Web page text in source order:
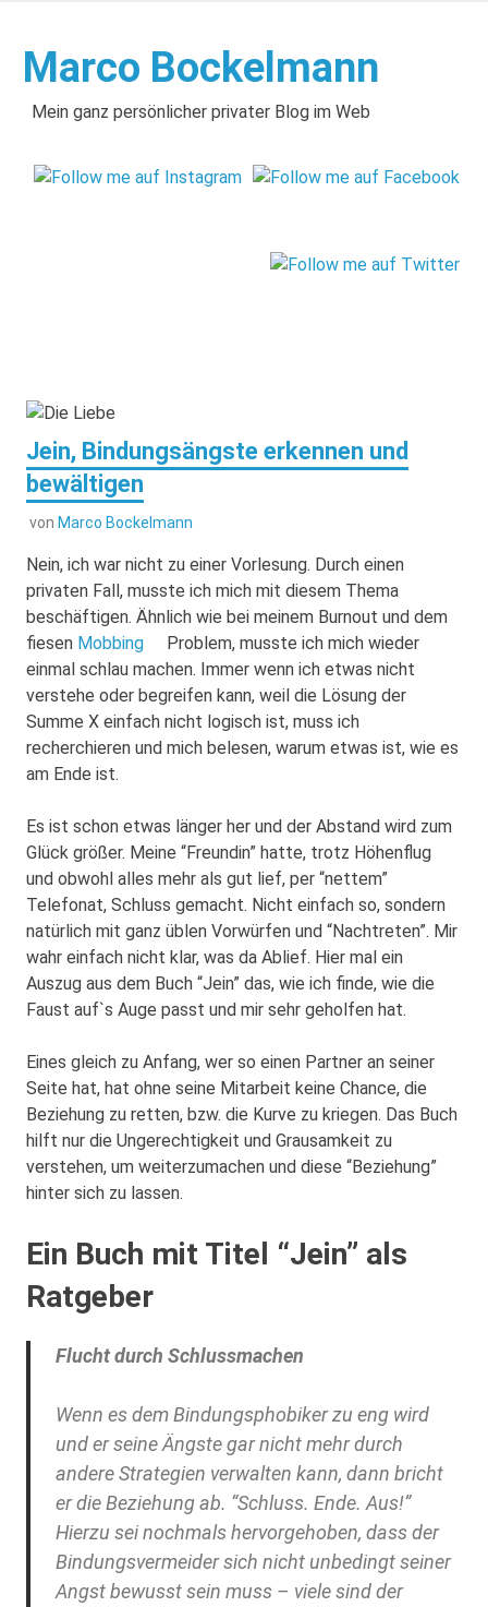
springen
Marco Bockelmann
Mein ganz persönlicher privater Blog im Web
Jein, Bindungsängste erkennen und
bewältigen
von Marco Bockelmann
Nein, ich war nicht zu einer Vorlesung. Durch einen
privaten Fall, musste ich mich mit diesem Thema
beschäftigen. Ähnlich wie bei meinem Burnout und dem
fiesen Mobbing
Problem, musste ich mich wieder
einmal schlau machen. Immer wenn ich etwas nicht
verstehe oder begreifen kann, weil die Lösung der
Summe X einfach nicht logisch ist, muss ich
recherchieren und mich belesen, warum etwas ist, wie es
am Ende ist.
Es ist schon etwas länger her und der Abstand wird zum
Glück größer. Meine “Freundin” hatte, trotz Höhenflug
und obwohl alles mehr als gut lief, per “nettem”
Telefonat, Schluss gemacht. Nicht einfach so, sondern
natürlich mit ganz üblen Vorwürfen und “Nachtreten”. Mir
wahr einfach nicht klar, was da Ablief. Hier mal ein
Auszug aus dem Buch “Jein” das, wie ich finde, wie die
Faust auf`s Auge passt und mir sehr geholfen hat.
Eines gleich zu Anfang, wer so einen Partner an seiner
Seite hat, hat ohne seine Mitarbeit keine Chance, die
Beziehung zu retten, bzw. die Kurve zu kriegen. Das Buch
hilft nur die Ungerechtigkeit und Grausamkeit zu
verstehen, um weiterzumachen und diese “Beziehung”
hinter sich zu lassen.
Ein Buch mit Titel “Jein” als
Ratgeber
Flucht durch Schlussmachen
Wenn es dem Bindungsphobiker zu eng wird
und er seine Ängste gar nicht mehr durch
andere Strategien verwalten kann, dann bricht
er die Beziehung ab. “Schluss. Ende. Aus!”
Hierzu sei nochmals hervorgehoben, dass der
Bindungsvermeider sich nicht unbedingt seiner
Angst bewusst sein muss – viele sind der